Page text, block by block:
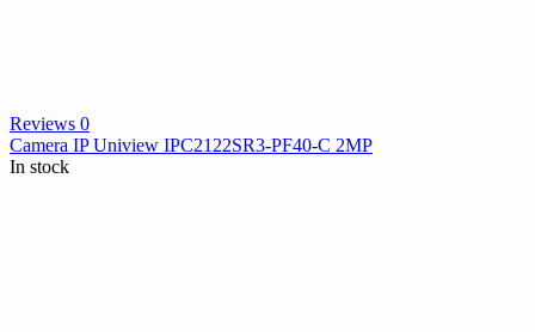
Reviews 0
Camera IP Uniview IPC2122SR3-PF40-C 2MP
In stock